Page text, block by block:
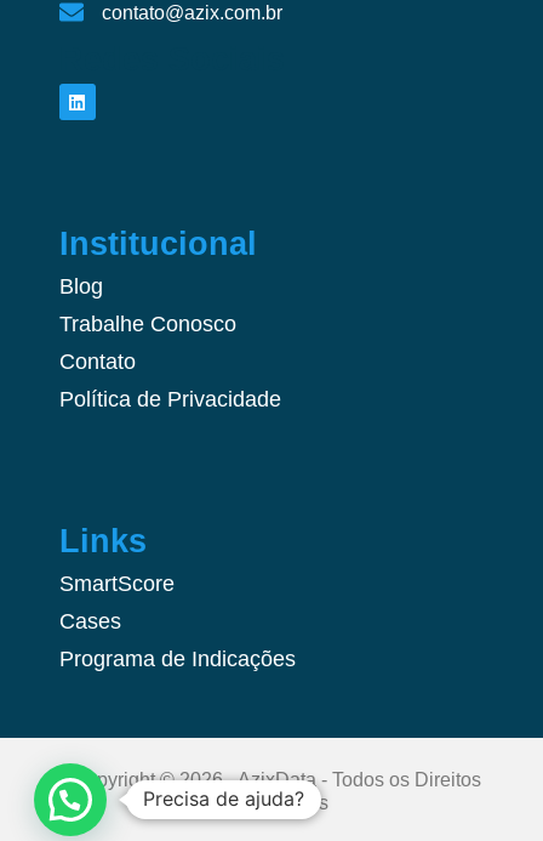
contato@azix.com.br
Institucional
Blog
Trabalhe Conosco
Contato
Política de Privacidade
Links
SmartScore
Cases
Programa de Indicações
Copyright © 2026 - AzixData - Todos os Direitos
Reservados
Precisa de ajuda?